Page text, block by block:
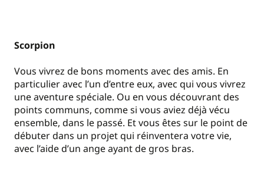
Scorpion
Vous vivrez de bons moments avec des amis. En
particulier avec l’un d’entre eux, avec qui vous vivrez
une aventure spéciale. Ou en vous découvrant des
points communs, comme si vous aviez déjà vécu
ensemble, dans le passé. Et vous êtes sur le point de
débuter dans un projet qui réinventera votre vie,
avec l’aide d’un ange ayant de gros bras.